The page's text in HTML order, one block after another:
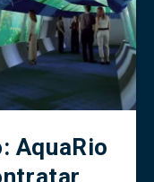
AquaRio